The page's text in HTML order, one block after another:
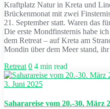
Kraftplatz Natur in Kreta und
Brückenmonat mit zwei
21. September statt. Waren das
Die erste Mondfinsternis habe
dem Retreat – auf Kreta am
Mondin über dem Meer stand,
Retreat 0 4 min read
3. Juni 2025
Saharareise vom 20.-30. März